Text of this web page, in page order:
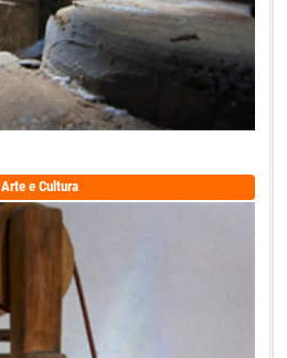
Arte e Cultura